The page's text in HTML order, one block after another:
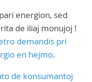
energion, sed
de iliaj monujoj !
demandis pri
en hejmo.
de konsumantoj